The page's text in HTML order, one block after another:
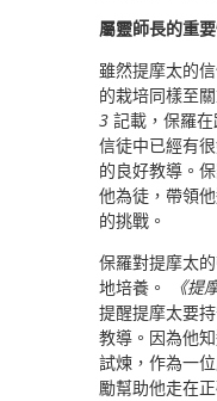
屬靈師長的重
雖然提摩太的
的栽培同樣至關
3 記載，保羅
信徒中已經有
的良好教導。
他為徒，帶領
的挑戰。
保羅對提摩太
地培養。
《提
提醒提摩太要
教導。因為他
試煉，作為一
勵幫助他走在